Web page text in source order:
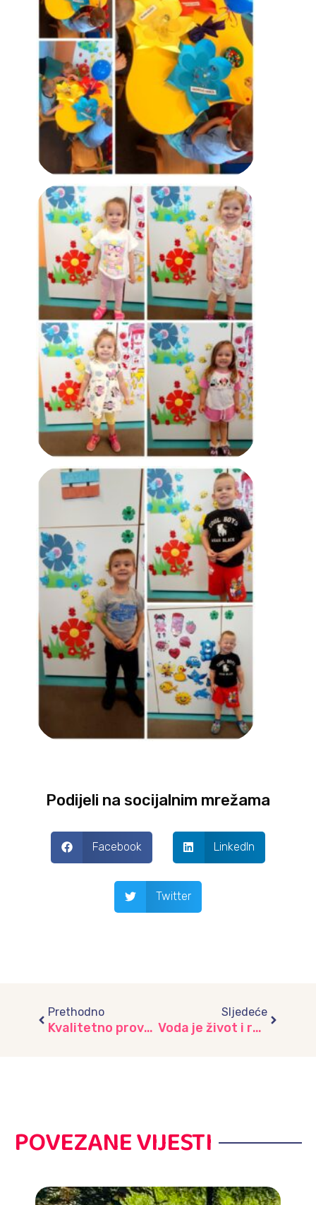
Podijeli na socijalnim mrežama
Facebook LinkedIn
Twitter
Prethodno
Kvalitetno provedeno vrijeme roditelja i djece tokom ljeta
Sljedeće
Voda je život i radost, vrtić “Ilijaš”
POVEZANE VIJESTI